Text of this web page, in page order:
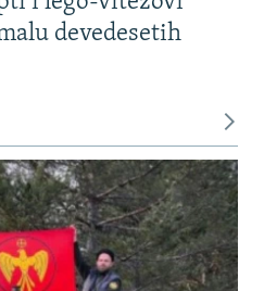
devedesetih